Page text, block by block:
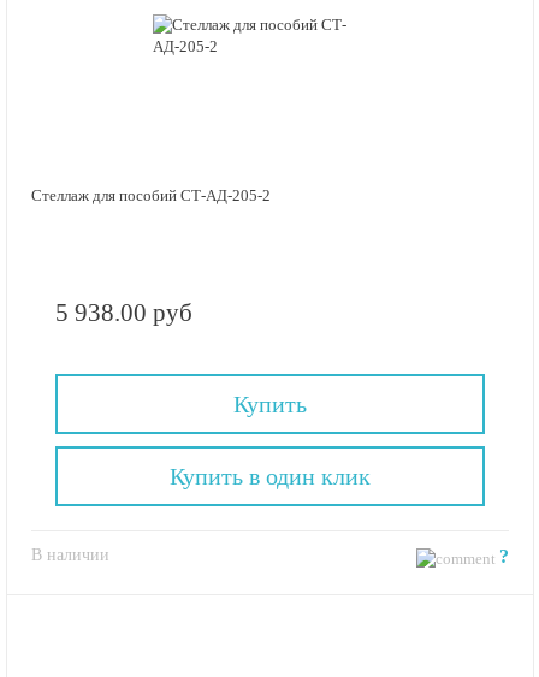
Стеллаж для пособий СТ-АД-205-2
5 938.00 руб
Купить
В наличии ?
Купить в один клик